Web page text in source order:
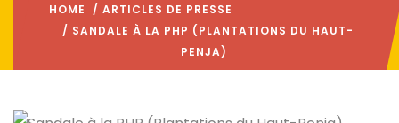
HOME / ARTICLES DE PRESSE
/ SANDALE À LA PHP (PLANTATIONS DU HAUT-
PENJA)